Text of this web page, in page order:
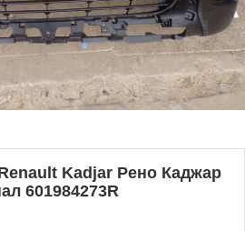
Kadjar Рено Каджар
601984273R